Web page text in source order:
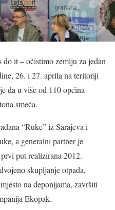
it – očistimo zemlju za jedan
26. i 27. aprila na teritoriji
da u više od 110 općina
smeća.
“Ruke” iz Sarajeva i
a generalni partner je
put realizirana 2012.
skupljanje otpada,
na deponijama, završiti
Ekopak.